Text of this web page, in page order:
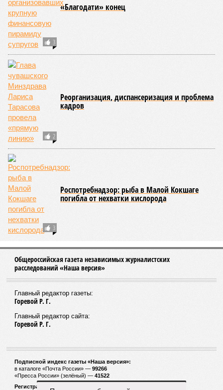
3
«Благодати» конец
2
Реорганизация, диспансеризация и проблема
кадров
3
Роспотребнадзор: рыба в Малой Кокшаге
погибла от нехватки кислорода
Общероссийская газета независимых журналистских
расследований «Наша версия»
Главный редактор газеты:
Горевой Р. Г.
Главный редактор сайта:
Горевой Р. Г.
Подписной индекс газеты «Наша версия»:
в каталоге «Почта России» — 99266
«Пресса России» (зелёный) — 41522
Регистрационный номер Роскомнадзора